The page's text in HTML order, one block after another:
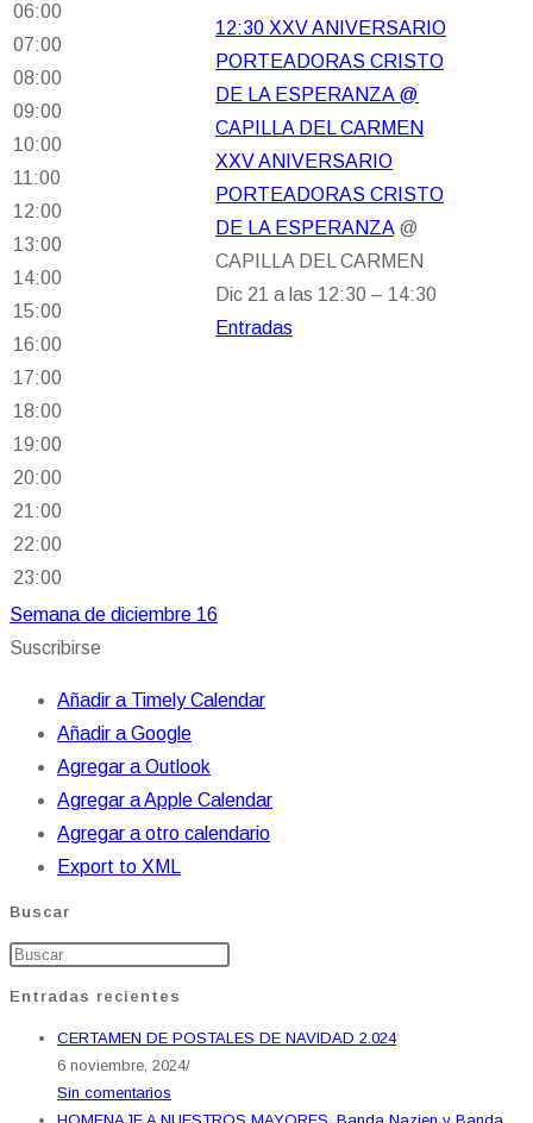
06:00
07:00
08:00
09:00
10:00
11:00
12:00
13:00
14:00
15:00
16:00
17:00
18:00
19:00
20:00
21:00
22:00
23:00
12:30 XXV ANIVERSARIO
PORTEADORAS CRISTO
DE LA ESPERANZA @
CAPILLA DEL CARMEN
XXV ANIVERSARIO
PORTEADORAS CRISTO
DE LA ESPERANZA @
CAPILLA DEL CARMEN
Dic 21 a las 12:30 – 14:30
Entradas
Semana de diciembre 16
Suscribirse
Añadir a Timely Calendar
Añadir a Google
Agregar a Outlook
Agregar a Apple Calendar
Agregar a otro calendario
Export to XML
Buscar
Entradas recientes
CERTAMEN DE POSTALES DE NAVIDAD 2.024
6 noviembre, 2024/
Sin comentarios